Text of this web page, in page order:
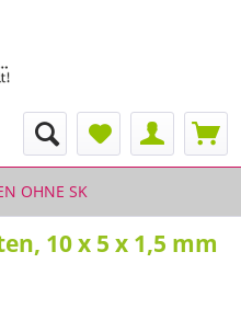
OHNE SK
10 x 5 x 1,5 mm